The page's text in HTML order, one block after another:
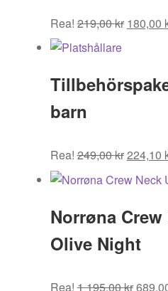
Rea! 219,00kr
219,00
180,00
barn
Rea! 249,00kr
priset
249,00
224,10
Norrøna
Olive Night
Rea! 1 195,00kr